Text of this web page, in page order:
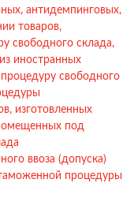
антидемпинговых,
товаров,
свободного склада,
иностранных
свободного
изготовленных
под
ввоза (допуска)
процедуры